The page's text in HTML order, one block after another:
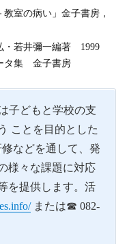
室の病い」金子書房，
・若井彌一編著 1999
タ集 金子書房
子どもと学校の支
ことを目的とした
などを通して、発
様々な課題に対応
を提供します。活
または☎ 082-